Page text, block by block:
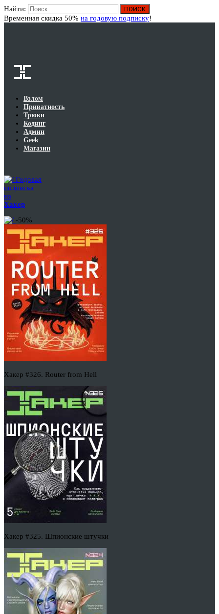
Найти:
Временная скидка 50% на годовую подписку!
Взлом
Приватность
Трюки
Кодинг
Админ
Geek
Магазин
Годовая
подписка
на
Хакер
-50%
Хакер #326. Router from Hell
Хакер #325. Шпионские штучки